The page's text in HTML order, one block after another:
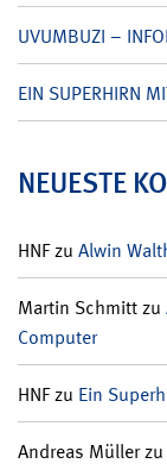
UVUMBUZI –
EIN SUPERHIRN
NEUESTE
HNFzu Alwin
Martin Schmittzu
Computer
HNFzu Ein
Andreas Müllerzu